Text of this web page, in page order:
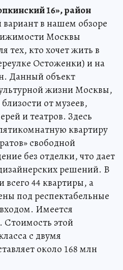
16», район
в нашем обзоре
Москвы
тех, кто хочет жить в
Остоженки) и на
Данный объект
жизни Москвы,
от музеев,
и театров. Здесь
квартиру
свободной
без отделки, что дает
решений. В
44 квартиры, а
под респектабельные
Имеется
этой
с двумя
около 168 млн